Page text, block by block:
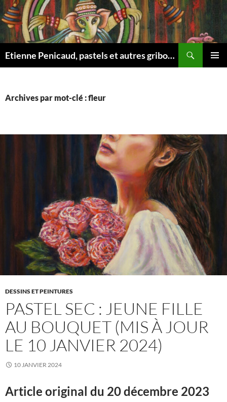
Aller
au
contenu
Etienne Penicaud, pastels et autres gribouillages …
Archives par mot-clé : fleur
DESSINS ET PEINTURES
PASTEL SEC : JEUNE FILLE
AU BOUQUET (MIS À JOUR
LE 10 JANVIER 2024)
10 JANVIER 2024
Article original du 20 décembre 2023